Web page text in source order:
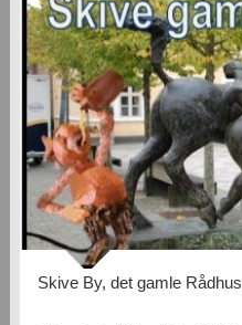
Skive By, det gamle Rådhus